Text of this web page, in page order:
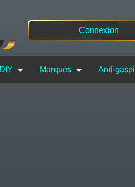
Connexion
DIY Marques Anti-gaspi